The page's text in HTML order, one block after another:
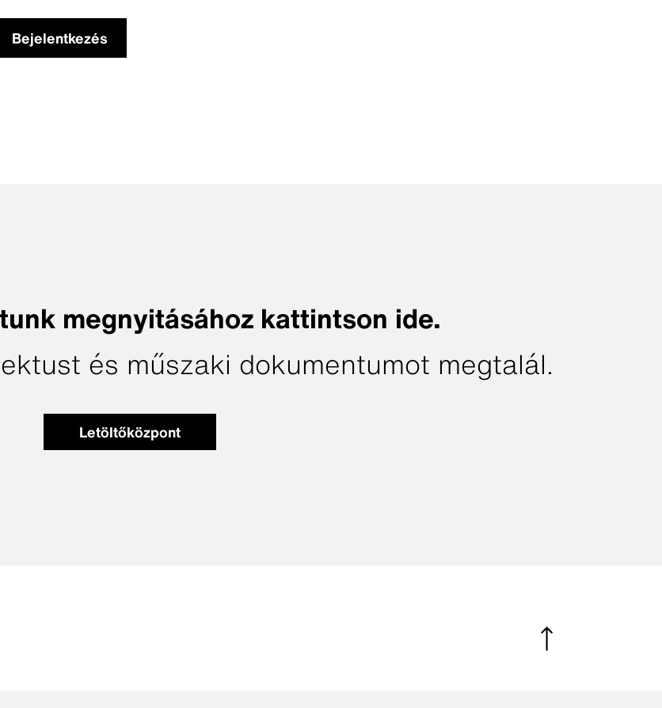
Bejelentkezés
megnyitásához kattintson ide.
és műszaki dokumentumot megtalál.
Letöltőközpont